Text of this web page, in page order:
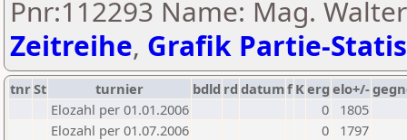
Pnr:112293 Name: Mag.
Zeitreihe, Grafik Partie-
tnrSt turnier bdld rd datumf Kerg elo+/-
Elozahl per 01.01.2006
0
1805
Elozahl per 01.07.2006
0
1797